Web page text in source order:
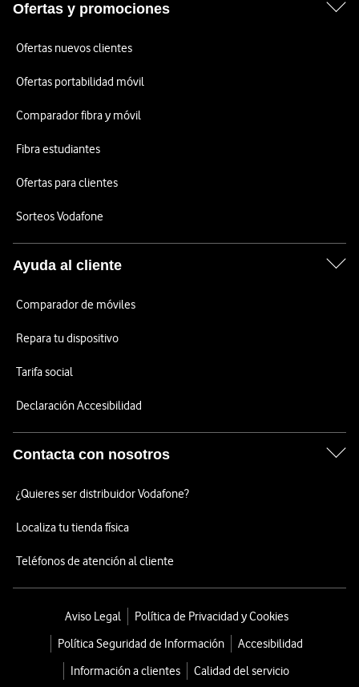
Ofertas y promociones
Ofertas nuevos clientes
Ofertas portabilidad móvil
Comparador fibra y móvil
Fibra estudiantes
Ofertas para clientes
Sorteos Vodafone
Ayuda al cliente
Comparador de móviles
Repara tu dispositivo
Tarifa social
Declaración Accesibilidad
Contacta con nosotros
¿Quieres ser distribuidor Vodafone?
Localiza tu tienda física
Teléfonos de atención al cliente
Aviso Legal
Política de Privacidad y Cookies
Política Seguridad de Información
Accesibilidad
Información a clientes
Calidad del servicio